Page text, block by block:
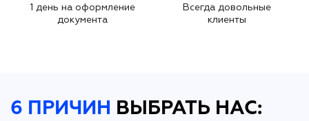
1 день на оформление
документа
Всегда довольные
клиенты
6 ПРИЧИН ВЫБРАТЬ НАС: